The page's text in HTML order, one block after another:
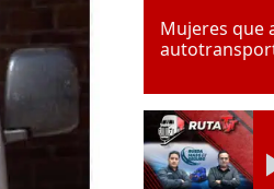
Mujeres que